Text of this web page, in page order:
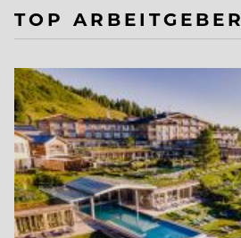
TOP ARBEITGEBER